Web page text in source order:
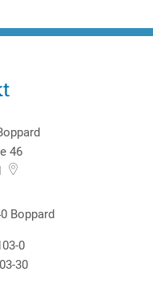
46
Boppard
0
30